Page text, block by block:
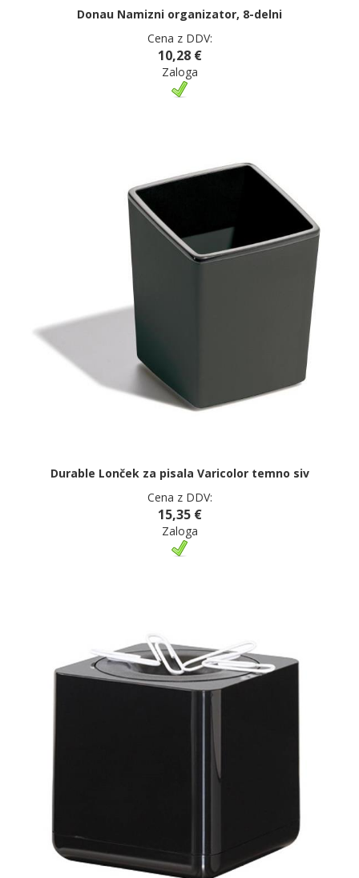
Donau Namizni organizator, 8-delni
Cena z DDV:
10,28 €
Zaloga
Durable Lonček za pisala Varicolor temno siv
Cena z DDV:
15,35 €
Zaloga